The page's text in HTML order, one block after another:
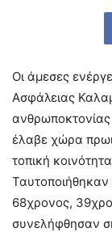
Οι άμεσες
Ασφάλειας
έλαβε χώρα
τοπική
Ταυτοποιήθηκαν
68χρονος,
συνελήφθησαν